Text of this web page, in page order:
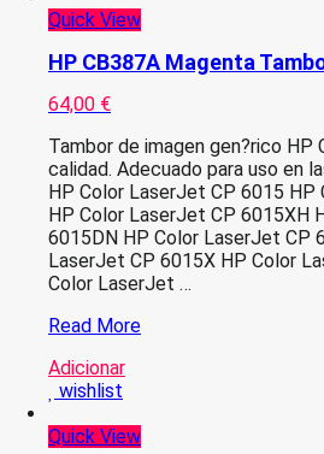
Quick View
HP CB387A Magenta
64,00 €
Tambor de imagen gen?rico HP
calidad. Adecuado para uso en
HP Color LaserJet CP 6015
HP Color LaserJet CP 6015XH
6015DN HP Color LaserJet CP
LaserJet CP 6015X HP Color
Color LaserJet …
HP
Magenta
Tambor
Read More
Adicionar
wishlist
Quick View